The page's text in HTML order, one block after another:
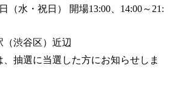
（水・祝日） 開場13:00、14:00～21:
渋谷区）近辺
抽選に当選した方にお知らせしま